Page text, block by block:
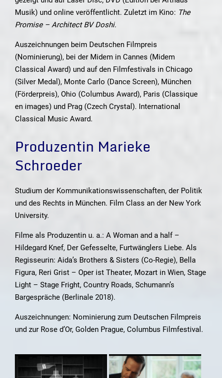
Musik) und online veröffentlicht. Zuletzt im Kino: The
Promise – Architect BV Doshi.
Auszeichnungen beim Deutschen Filmpreis
(Nominierung), bei der Mi­dem in Cannes (Midem
Classical Award) und auf den Filmfestivals in Chicago
(Silver Medal), Monte Carlo (Dance Screen), München
(Förderpreis), Ohio (Columbus Award), Paris (Classique
en images) und Prag (Czech Crystal). International
Classical Music Award.
Produzentin Marieke
Schroeder
Studium der Kommunikationswissenschaften, der Politik
und des Rechts in München. Film Class an der New York
University.
Filme als Produzentin u. a.: A Woman and a half –
Hildegard Knef, Der Gefesselte, Furtwänglers Liebe. Als
Regisseurin: Aida’s Brothers & Sisters (Co-Regie), Bella
Figura, Reri Grist – Oper ist Theater, Mozart in Wien, Stage
Light – Stage Fright, Country Roads, Schumann’s
Bargespräche (Berlinale 2018).
Auszeichnungen: Nominierung zum Deutschen Filmpreis
und zur Rose d’Or, Golden Prague, Columbus Filmfestival.